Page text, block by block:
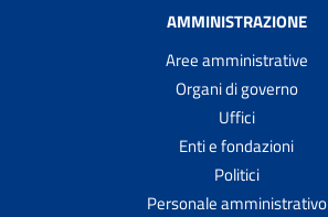
AMMINISTRAZIONE
Aree amministrative
Organi di governo
Uffici
Enti e fondazioni
Politici
Personale amministrativo